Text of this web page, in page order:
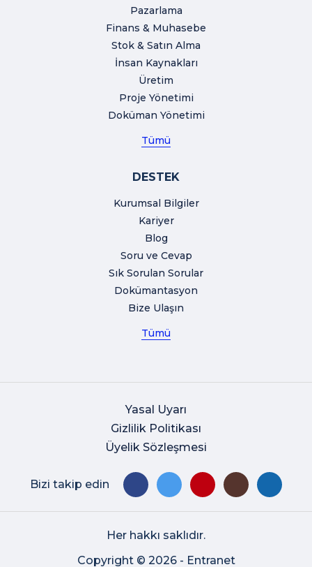
Pazarlama
Finans & Muhasebe
Stok & Satın Alma
İnsan Kaynakları
Üretim
Proje Yönetimi
Doküman Yönetimi
Tümü
DESTEK
Kurumsal Bilgiler
Kariyer
Blog
Soru ve Cevap
Sık Sorulan Sorular
Dokümantasyon
Bize Ulaşın
Tümü
Yasal Uyarı
Gizlilik Politikası
Üyelik Sözleşmesi
Bizi takip edin
Her hakkı saklıdır.
Copyright © 2026 - Entranet